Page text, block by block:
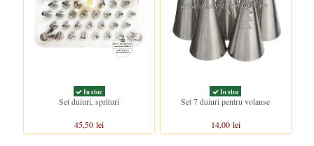
In stoc
Set duiuri, sprituri
45,50 lei
In stoc
Set 7 duiuri pentru volanse
14,00 lei